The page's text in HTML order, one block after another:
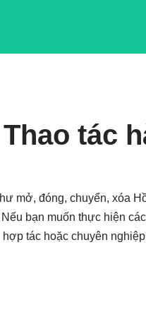
tác
mở, đóng, chuyển, xóa
bạn muốn thực hiện
tác hoặc chuyên